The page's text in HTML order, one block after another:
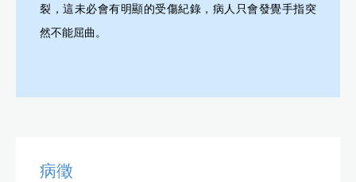
裂，這未必會有明顯的受傷紀錄，病人只會發覺手指突
然不能屈曲。
病徵